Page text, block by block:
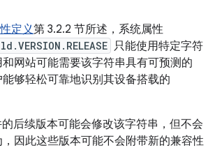
定义第 3.2.2 节所述，系统属性
只能使用特定字符
网站可能需要该字符串具有可预测的
够轻松可靠地识别其设备搭载的
后续版本可能会修改该字符串，但不会
因此这些版本可能不会附带新的兼容性